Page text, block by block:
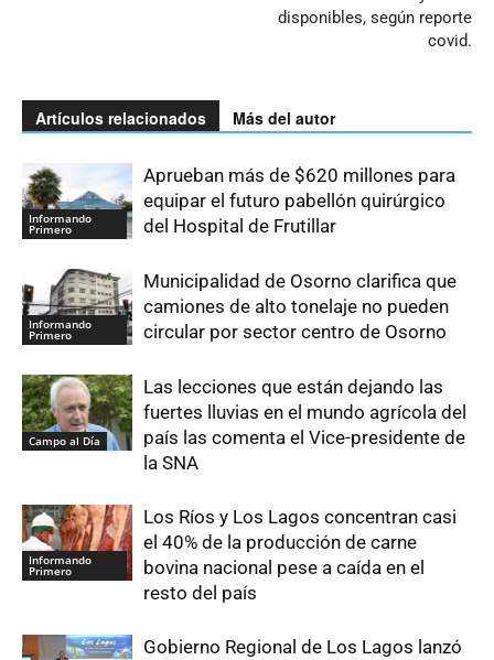
disponibles, según reporte
covid.
Artículos relacionados Más del autor
Informando
Primero
Aprueban más de $620 millones para
equipar el futuro pabellón quirúrgico
del Hospital de Frutillar
Informando
Primero
Municipalidad de Osorno clarifica que
camiones de alto tonelaje no pueden
circular por sector centro de Osorno
Campo al Día
Las lecciones que están dejando las
fuertes lluvias en el mundo agrícola del
país las comenta el Vice-presidente de
la SNA
Informando
Primero
Los Ríos y Los Lagos concentran casi
el 40% de la producción de carne
bovina nacional pese a caída en el
resto del país
Gobierno Regional de Los Lagos lanzó